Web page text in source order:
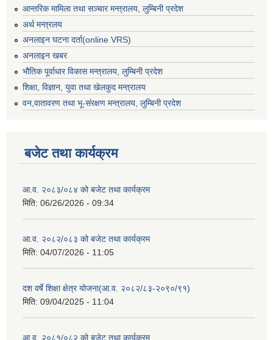
आन्तरिक मामिला तथा सञ्चार मन्त्रालय, लुम्बिनी प्रदेश
अर्थ मन्त्रलय
अनलाइन घटना दर्ता(online VRS)
अनलाइन खबर
भौतिक पूर्वाधार विकास मन्त्रालय, लुम्बिनी प्रदेश
शिक्षा, विज्ञान, युवा तथा खेलकुद मन्‍‍त्रालय
वन,वातावरण तथा भू-संरक्षण मन्त्रालय, लुम्बिनी प्रदेश
बजेट तथा कार्यक्रम
आ.व. २०८३/०८४ को बजेट तथा कार्यक्रम
मिति: 06/26/2026 - 09:34
आ.व. २०८२/०८३ को बजेट तथा कार्यक्रम
मिति: 04/07/2026 - 11:05
दश वर्षे शिक्षा क्षेत्र योजना(आ.व. २०८२/८३-२०९०/९१)
मिति: 09/04/2025 - 11:04
आ.व. २०८१/०८२ को बजेट तथा कार्यक्रम